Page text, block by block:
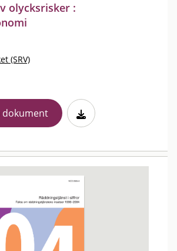
olycksrisker :
(SRV)
dokument